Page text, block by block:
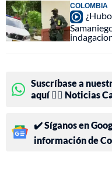
COLOMBIA
Suscríbase a
aquí 👉🏻 Noticias
✔️ Síganos en
información de